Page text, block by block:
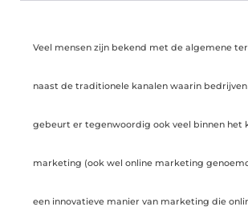
Veel mensen zijn bekend met de algemene
naast de traditionele kanalen waarin
gebeurt er tegenwoordig ook veel binnen het
marketing (ook wel online marketing
een innovatieve manier van marketing die